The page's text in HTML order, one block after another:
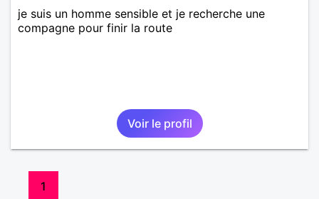
je suis un homme sensible et je recherche une
compagne pour finir la route
Voir le profil
1